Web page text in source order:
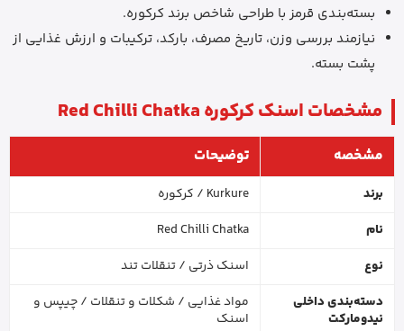
بسته‌بندی قرمز با طراحی شاخص برند کرکوره.
نیازمند بررسی وزن، تاریخ مصرف، بارکد، ترکیبات و ارزش غذایی از
پشت بسته.
مشخصات اسنک کرکوره Red Chilli Chatka
مشخصه توضیحات
برند
Kurkure / کرکوره
نام
Red Chilli Chatka
نوع
اسنک ذرتی / تنقلات تند
دسته‌بندی داخلی
نیدومارکت
مواد غذایی / شکلات و تنقلات / چیپس و
اسنک